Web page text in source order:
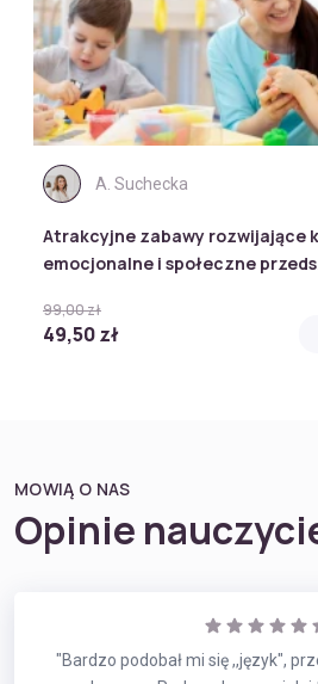
A. Suchecka
Atrakcyjne zabawy rozwijające
emocjonalne i społeczne
99,00 zł
49,50 zł
MOWIĄ O NAS
Opinie
"Bardzo podobał mi się ,,język",